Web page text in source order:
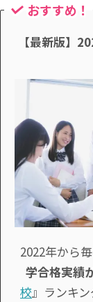
おすすめ！
【最新版】
2022年から
学合格実績
校』ランキ